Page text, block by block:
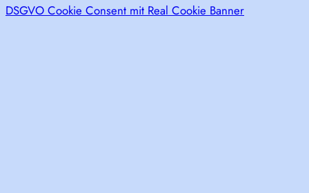
DSGVO Cookie Consent mit Real Cookie Banner